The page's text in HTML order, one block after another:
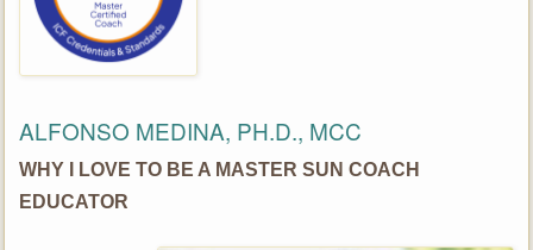
ALFONSO MEDINA, PH.D., MCC
WHY I LOVE TO BE A MASTER SUN COACH
EDUCATOR